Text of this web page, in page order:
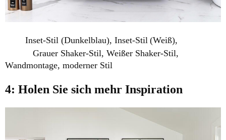
Inset-Stil (Dunkelblau), Inset-Stil (Weiß),
Grauer Shaker-Stil, Weißer Shaker-Stil,
Wandmontage, moderner Stil
4: Holen Sie sich mehr Inspiration